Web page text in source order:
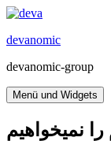
Zum
springen
devanomic
devanomic-group
Menü und Widgets
نمیخواهیم